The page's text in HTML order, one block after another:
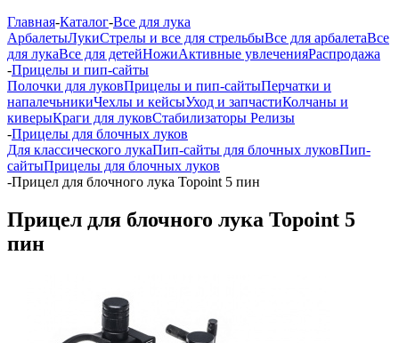
Главная-Каталог-Все для лука
АрбалетыЛукиСтрелы и все для стрельбыВсе для арбалетаВсе
для лукаВсе для детейНожиАктивные увлеченияРаспродажа
-Прицелы и пип-сайты
Полочки для луковПрицелы и пип-сайтыПерчатки и
напалечьникиЧехлы и кейсыУход и запчастиКолчаны и
киверыКраги для луковСтабилизаторы Релизы
-Прицелы для блочных луков
Для классического лукаПип-сайты для блочных луковПип-
сайтыПрицелы для блочных луков
-Прицел для блочного лука Topoint 5 пин
Прицел для блочного лука Topoint 5
пин